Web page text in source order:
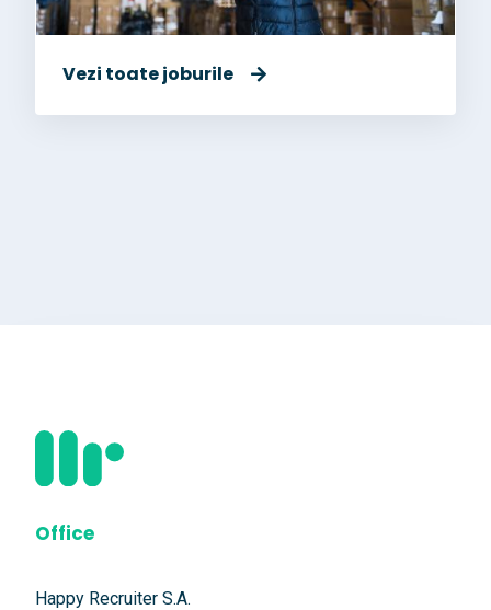
Vezi toate joburile
Office
Happy Recruiter S.A.